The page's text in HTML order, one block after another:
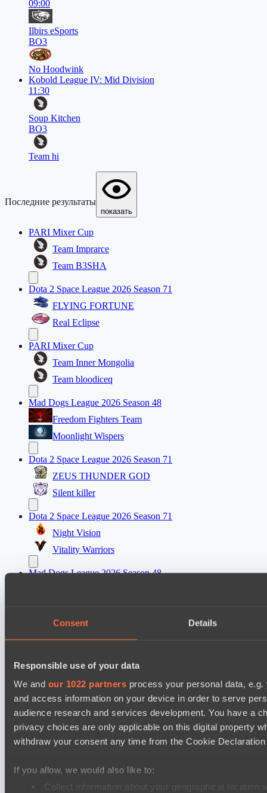
Consent Details
Responsible use of your data
We and our 1022 partners process your personal data,
and access information on your device in order to serve
audience research and services development. You have a
privacy choices are only applicable on this digital property
withdraw your consent any time from the Cookie
If you allow, we would also like to:
Collect information about your geographical
09:00
Ilbirs eSports
BO3
No Hoodwink
Kobold League IV: Mid Division
11:30
Soup Kitchen
BO3
Team hi
Последние результаты
показать
PARI Mixer Cup
Team Imprarce
Team B3SHA
Dota 2 Space League 2026 Season 71
FLYING FORTUNE
Real Eclipse
PARI Mixer Cup
Team Inner Mongolia
Team bloodiceq
Mad Dogs League 2026 Season 48
Freedom Fighters Team
Moonlight Wispers
Dota 2 Space League 2026 Season 71
ZEUS THUNDER GOD
Silent killer
Dota 2 Space League 2026 Season 71
Night Vision
Vitality Warriors
Mad Dogs League 2026 Season 48
DARKNESS GAMING
Настройки файлов cookieПолитика
конфиденциальности
Декларация о файлах cookie
О нас
Поддержка:support@hawk.liveРеклама и сотрудничество:
adv@hawk.live© 2026 Hawk Live LLC30 N Gould St #43713,
Sheridan, WY 82801, USA
Your Ad HereContact us:adv@hawk.live